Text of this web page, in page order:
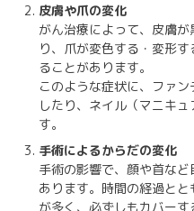
皮膚や爪の変化
がん治療によって、皮膚
り、爪が変色する・変形
ることがあります。
このような症状に、ファ
したり、ネイル（マニキ
す。
手術によるからだの変化
手術の影響で、顔や首な
あります。時間の経過と
が多く、必ずしもカバー